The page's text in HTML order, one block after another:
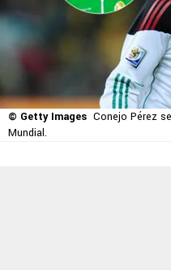
© Getty Images Conejo Pérez
Mundial.